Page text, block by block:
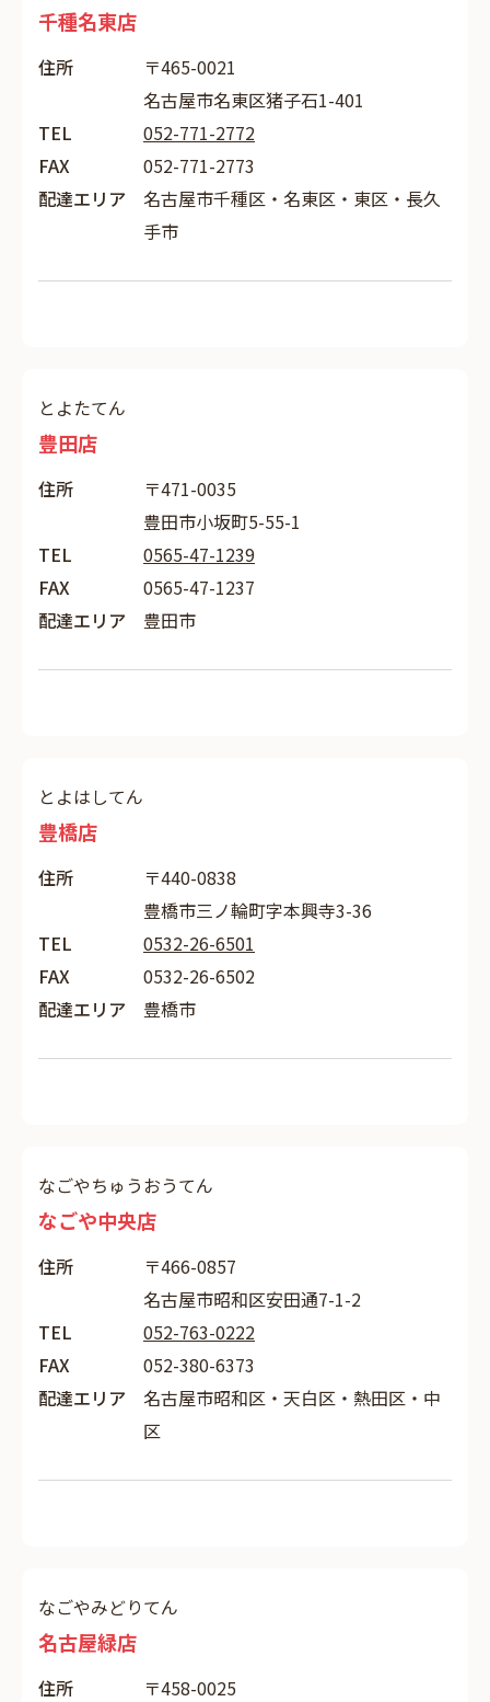
千種名東店
住所
〒465-0021
名古屋市名東区猪子石1-401
TEL
052-771-2772
FAX
052-771-2773
配達エリア
名古屋市千種区・名東区・東区・長久
手市
とよたてん
豊田店
住所
〒471-0035
豊田市小坂町5-55-1
TEL
0565-47-1239
FAX
0565-47-1237
配達エリア
豊田市
とよはしてん
豊橋店
住所
〒440-0838
豊橋市三ノ輪町字本興寺3-36
TEL
0532-26-6501
FAX
0532-26-6502
配達エリア
豊橋市
なごやちゅうおうてん
なごや中央店
住所
〒466-0857
名古屋市昭和区安田通7-1-2
TEL
052-763-0222
FAX
052-380-6373
配達エリア
名古屋市昭和区・天白区・熱田区・中
区
なごやみどりてん
名古屋緑店
住所 〒458-0025